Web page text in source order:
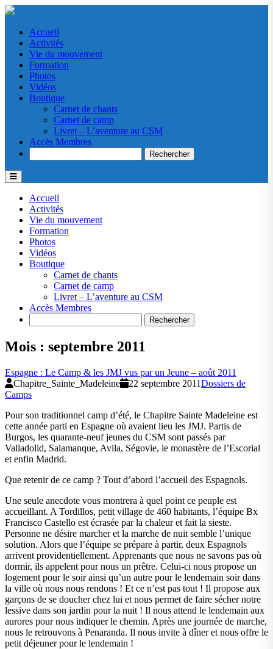
Accueil
Activités
Vie du mouvement
Formation
Photos
Vidéos
Boutique
Carnet de chants
Carnet de camp
Livret – L’aventure au CSM
Accès Membres
Accueil
Activités
Vie du mouvement
Formation
Photos
Vidéos
Boutique
Carnet de chants
Carnet de camp
Livret – L’aventure au CSM
Accès Membres
Mois : septembre 2011
Espagne : Le Camp & les JMJ vus par un Jeune – août 2011
Chapitre_Sainte_Madeleine
22 septembre 2011Dossiers de
Camps
Pour son traditionnel camp d’été, le Chapitre Sainte Madeleine est
cette année parti en Espagne où avaient lieu les JMJ. Partis de
Burgos, les quarante-neuf jeunes du CSM sont passés par
Valladolid, Salamanque, Avila, Ségovie, le monastère de l’Escorial
et enfin Madrid.
Que retenir de ce camp ? Tout d’abord l’accueil des Espagnols.
Une seule anecdote vous montrera à quel point ce peuple est
accueillant. A Tordillos, petit village de 460 habitants, l’équipe Bx
Francisco Castello est écrasée par la chaleur et fait la sieste.
Personne ne désire marcher et la marche de nuit semble l’unique
solution. Alors que l’équipe se prépare à partir, deux Espagnols
arrivent providentiellement. Apprenants que nous ne savons pas où
dormir, ils appelent pour nous un prêtre. Celui-ci nous propose un
logement pour le soir ainsi qu’un autre pour le lendemain soir dans
la ville où nous nous rendons ! Et ce n’est pas tout ! Il propose aux
garçons de se doucher chez lui et nous permet de faire sécher notre
lessive dans son jardin pour la nuit ! Il nous attend le lendemain aux
aurores pour nous indiquer le chemin. Après une journée de marche,
nous le retrouvons à Penaranda. Il nous invite à dîner et nous offre le
petit déjeuner pour le lendemain !